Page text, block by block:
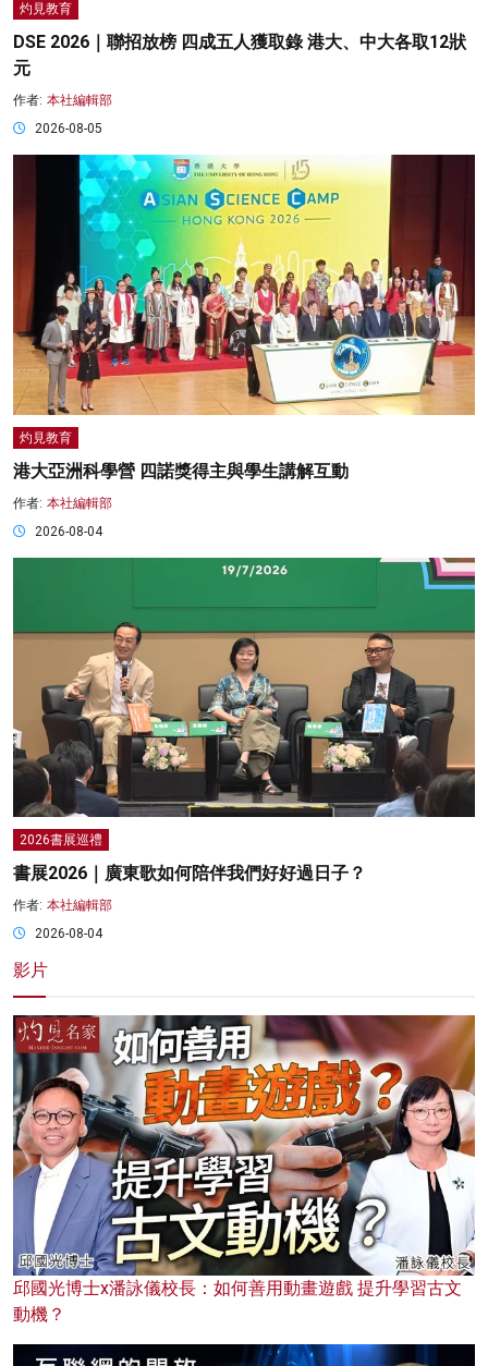
灼見教育
DSE 2026｜聯招放榜 四成五人獲取錄 港大、中大各取12狀
元
作者: 本社編輯部
2026-08-05
灼見教育
港大亞洲科學營 四諾獎得主與學生講解互動
作者: 本社編輯部
2026-08-04
2026書展巡禮
書展2026｜廣東歌如何陪伴我們好好過日子？
作者: 本社編輯部
2026-08-04
影片
邱國光博士x潘詠儀校長：如何善用動畫遊戲 提升學習古文
動機？